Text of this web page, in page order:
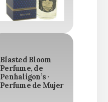
Blasted Bloom
Perfume, de
Penhaligon’s ·
Perfume de Mujer